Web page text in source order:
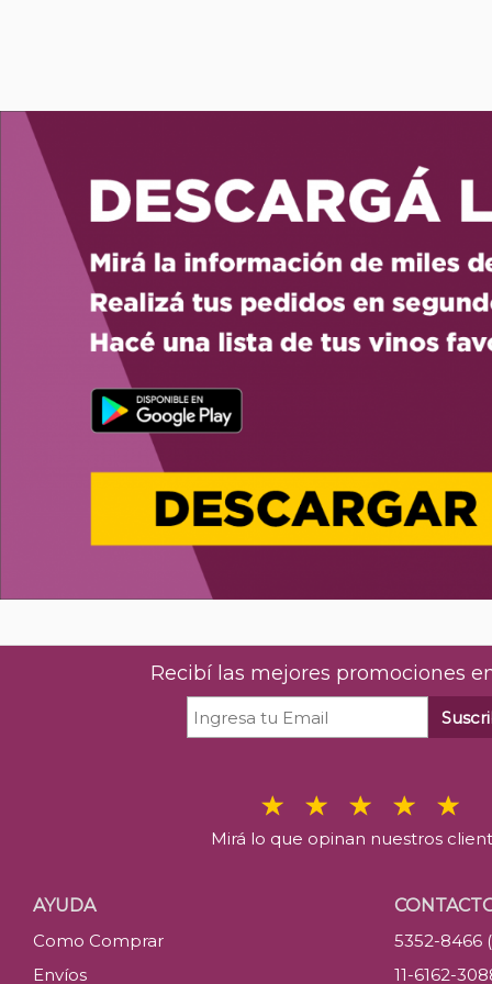
Recibí las mejores promociones
Mirá lo que opinan nuestros
AYUDA
Como Comprar
Envíos
5352-8466
11-6162-